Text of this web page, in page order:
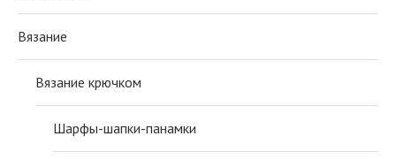
Вязание
Вязание крючком
Шарфы-шапки-панамки